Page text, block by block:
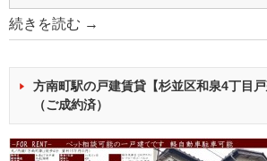
続きを読む →
方南町駅の戸建賃貸【杉並区和泉4丁目
（ご成約済）